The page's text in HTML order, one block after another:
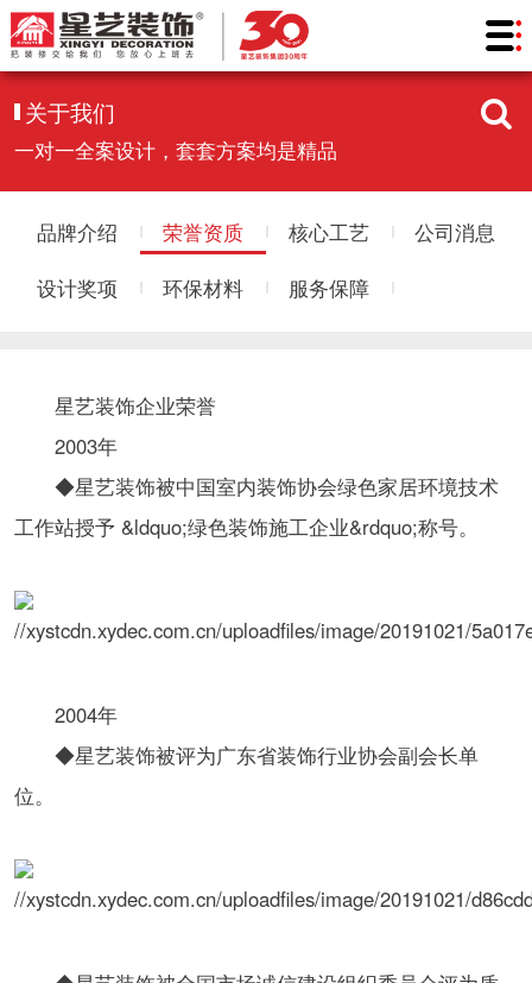
关于我们
一对一全案设计，套套方案均是精品
品牌介绍 荣誉资质 核心工艺
公司消息
设计奖项
环保材料 服务保障
星艺装饰企业荣誉
2003年
◆星艺装饰被中国室内装饰协会绿色家居环境技术
工作站授予 &ldquo;绿色装饰施工企业&rdquo;称号。
2004年
◆星艺装饰被评为广东省装饰行业协会副会长单
位。